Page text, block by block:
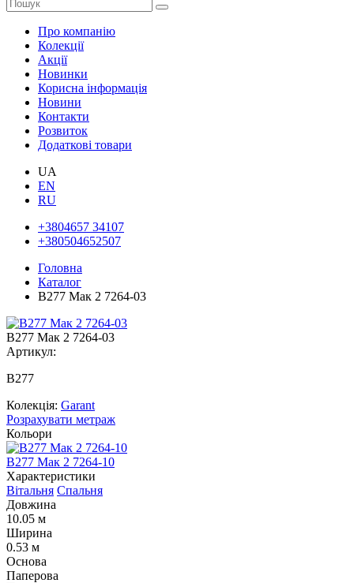
Про компанію
Колекції
Акції
Новинки
Корисна інформація
Новини
Контакти
Розвиток
Додаткові товари
UA
EN
RU
+3804657 34107
+380504652507
Головна
Каталог
В277 Мак 2 7264-03
В277 Мак 2 7264-03
Артикул:
В277
Колекція: Garant
Розрахувати метраж
Кольори
В277 Мак 2 7264-10
Характеристики
Вітальня Спальня
Довжина
10.05 м
Ширина
0.53 м
Основа
Паперова